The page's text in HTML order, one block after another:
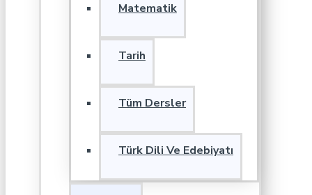
Matematik
Tarih
Tüm Dersler
Türk Dili Ve Edebiyatı